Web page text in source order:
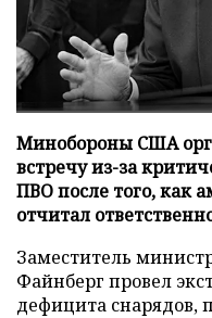
Минобороны США
встречу из-за
ПВО после того, как
отчитал
Заместитель
Файнберг провел
дефицита снарядов,